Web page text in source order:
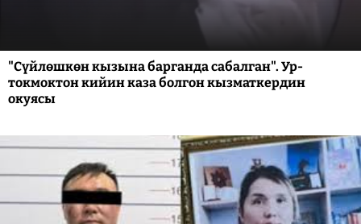
"Сүйлөшкөн кызына барганда сабалган". Ур-
токмоктон кийин каза болгон кызматкердин
окуясы